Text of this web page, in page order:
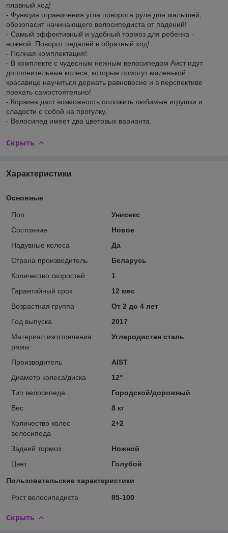
плавный ход!
- Функция ограничения угла поворота руля для малышей,
обезопасит начинающего велосипедиста от падений!
- Самый эффективный и удобный тормоз для ребенка -
ножной. Поворот педалей в обратный ход!
- Полная комплектация!
- В комплекте с чудесным нежным велосипедом Аист идут
дополнительные колеса, которые помогут маленькой
красавице научиться держать равновесие и в перспективе
поехать самостоятельно!
- Корзина даст возможность положить любимые игрушки и
сладости с собой на прогулку.
- Велосипед имеет два цветовых варианта.
Скрыть
Характеристики
Основные
Пол
Унисекс
Состояние
Новое
Надувные колеса
Да
Страна производитель
Беларусь
Количество скоростей
1
Гарантийный срок
12 мес
Возрастная группа
От 2 до 4 лет
Год выпуска
2017
Материал изготовления
рамы
Углеродистая сталь
Производитель
AIST
Диаметр колеса/диска
12"
Тип велосипеда
Городской/дорожный
Вес
8 кг
Количество колес
велосипеда
2+2
Задний тормоз
Ножной
Цвет
Голубой
Пользовательские характеристики
Рост велосипедиста 85-100
Скрыть